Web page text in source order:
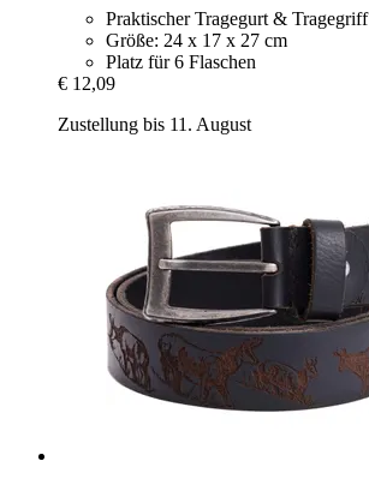
Praktischer Tragegurt & Tragegriff
Größe: 24 x 17 x 27 cm
Platz für 6 Flaschen
€ 12,09
Zustellung bis 11. August